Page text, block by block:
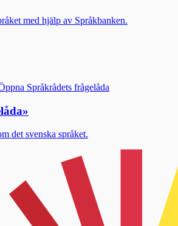
med hjälp av Språkbanken.
Språkrådets frågelåda
»
det svenska språket.